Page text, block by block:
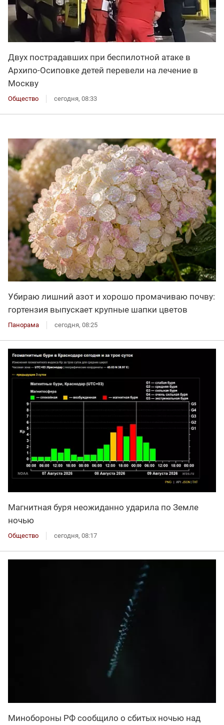
Двух пострадавших при беспилотной атаке в
Архипо-Осиповке детей перевели на лечение в
Москву
Общество сегодня, 08:33
Убираю лишний азот и хорошо промачиваю почву:
гортензия выпускает крупные шапки цветов
Панорама сегодня, 08:25
Магнитная буря неожиданно ударила по Земле
ночью
Общество сегодня, 08:17
Минобороны РФ сообщило о сбитых ночью над